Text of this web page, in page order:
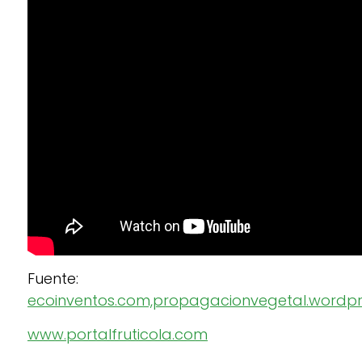
Fuente:
ecoinventos.com,
www.portalfruticola.com